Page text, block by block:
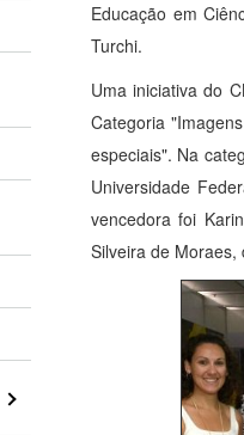
Educação em
Turchi.
Uma iniciativa do
Categoria
especiais". Na
Universidade
vencedora foi
Silveira de Moraes,